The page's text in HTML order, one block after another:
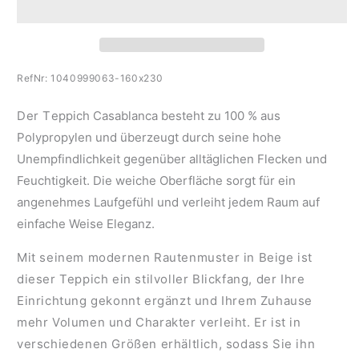
RefNr:1040999063-160x230
Der Teppich Casablanca besteht zu 100 % aus
Polypropylen und überzeugt durch seine hohe
Unempfindlichkeit gegenüber alltäglichen Flecken und
Feuchtigkeit. Die weiche Oberfläche sorgt für ein
angenehmes Laufgefühl und verleiht jedem Raum auf
einfache Weise Eleganz.
Mit seinem modernen Rautenmuster in Beige ist
dieser Teppich ein stilvoller Blickfang, der Ihre
Einrichtung gekonnt ergänzt und Ihrem Zuhause
mehr Volumen und Charakter verleiht. Er ist in
verschiedenen Größen erhältlich, sodass Sie ihn